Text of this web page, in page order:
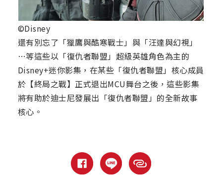
©Disney
還有別忘了「獵鷹與酷寒戰士」與「汪達與幻視」
…等這些以「復仇者聯盟」超級英雄角色為主的
Disney+迷你影集，在某些「復仇者聯盟」核心成員
於【終局之戰】正式退出MCU舞台之後，這些影集
將有助於迪士尼發展出「復仇者聯盟」的全新故事
核心。